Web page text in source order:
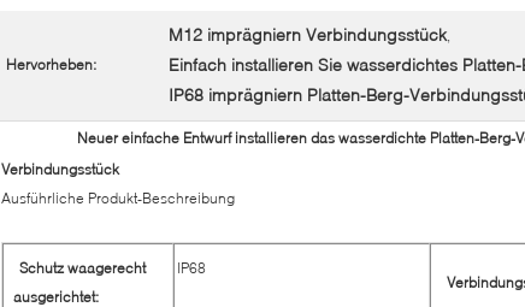
Hervorheben:
M12 imprägniern Verbindungsstück
Einfach installieren Sie wasserdichtes
IP68 imprägniern Platten-Berg-
Neuer einfache Entwurf installieren das wasserdichte Platten-
Verbindungsstück
Ausführliche Produkt-Beschreibung
Schutz waagerecht
ausgerichtet:
IP68